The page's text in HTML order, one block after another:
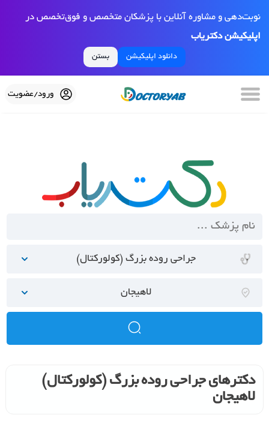
نوبت‌دهی و مشاوره آنلاین با پزشکان متخصص و فوق‌تخصص در
اپلیکیشن دکتریاب
دانلود اپلیکیشن بستن
ورود/عضویت
جراحی روده بزرگ (کولورکتال)
لاهیجان
دکترهای جراحی روده بزرگ (کولورکتال)
لاهیجان